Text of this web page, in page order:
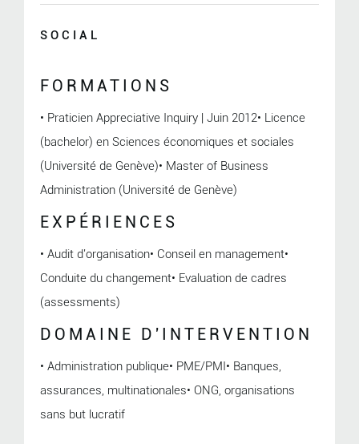
SOCIAL
FORMATIONS
• Praticien Appreciative Inquiry | Juin 2012• Licence
(bachelor) en Sciences économiques et sociales
(Université de Genève)• Master of Business
Administration (Université de Genève)
EXPÉRIENCES
• Audit d'organisation• Conseil en management•
Conduite du changement• Evaluation de cadres
(assessments)
DOMAINE D'INTERVENTION
• Administration publique• PME/PMI• Banques,
assurances, multinationales• ONG, organisations
sans but lucratif